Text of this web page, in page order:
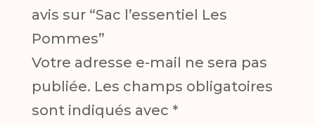
avis sur “Sac l’essentiel Les
Pommes”
Votre adresse e-mail ne sera pas
publiée. Les champs obligatoires
sont indiqués avec *